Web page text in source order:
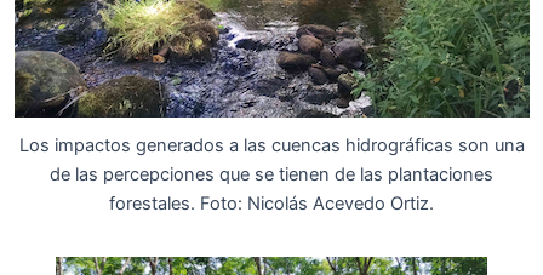
Los impactos generados a las cuencas hidrográficas son una
de las percepciones que se tienen de las plantaciones
forestales. Foto: Nicolás Acevedo Ortiz.